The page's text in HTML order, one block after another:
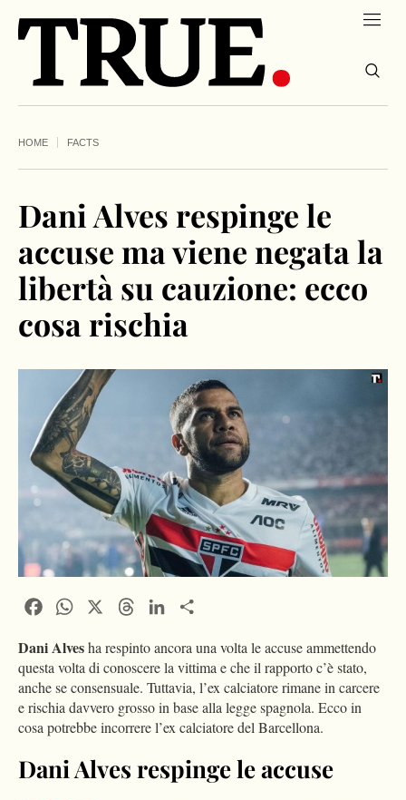
HOME FACTS
Dani Alves respinge le
accuse ma viene negata la
libertà su cauzione: ecco
cosa rischia
FacebookWhatsApp ThreadsLinkedIn
Dani Alvesha respinto ancora una volta le accuse ammettendo
questa volta di conoscere la vittima e che il rapporto c’è stato,
anche se consensuale. Tuttavia, l’ex calciatore rimane in carcere
e rischia davvero grosso in base alla legge spagnola. Ecco in
cosa potrebbe incorrere l’ex calciatore del Barcellona.
Dani Alves respinge le accuse